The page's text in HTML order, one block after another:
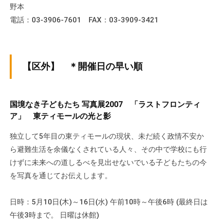
野本
電話：03-3906-7601 FAX：03-3909-3421
【区外】 ＊開催日の早い順
国境なき子どもたち 写真展2007 「ラストフロンティ
ア」 東ティモールの光と影
独立して5年目の東ティモールの現状、未だ続く政情不安か
ら避難生活を余儀なくされている人々、その中で学校にも行
けずに未来への道しるべを見出せないでいる子どもたちの今
を写真を通じてお伝えします。
日時：5月10日(木)～16日(水) 午前10時～午後6時 (最終日は
午後3時まで。 日曜は休館)